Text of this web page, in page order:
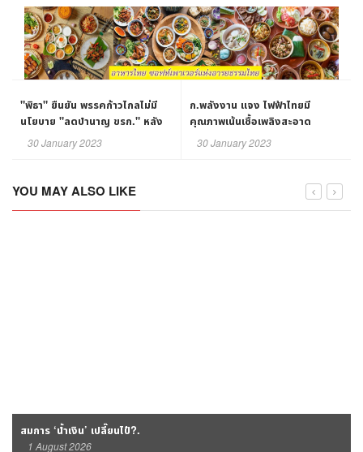
"พิธา" ยืนยัน พรรคก้าวไกลไม่มี
นโยบาย "ลดบำนาญ ขรก." หลัง
ข่าวปลอมระบาดซ้ำ
30 January 2023
ก.พลังงาน แจง ไฟฟ้าไทยมี
คุณภาพเน้นเชื้อเพลิงสะอาด
30 January 2023
YOU MAY ALSO LIKE
สมการ ‘น้ำเงิน’ เปลี๊ยนไป๋?.
1 August 2026